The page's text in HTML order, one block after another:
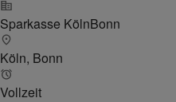
Sparkasse KölnBonn
Köln, Bonn
Vollzeit